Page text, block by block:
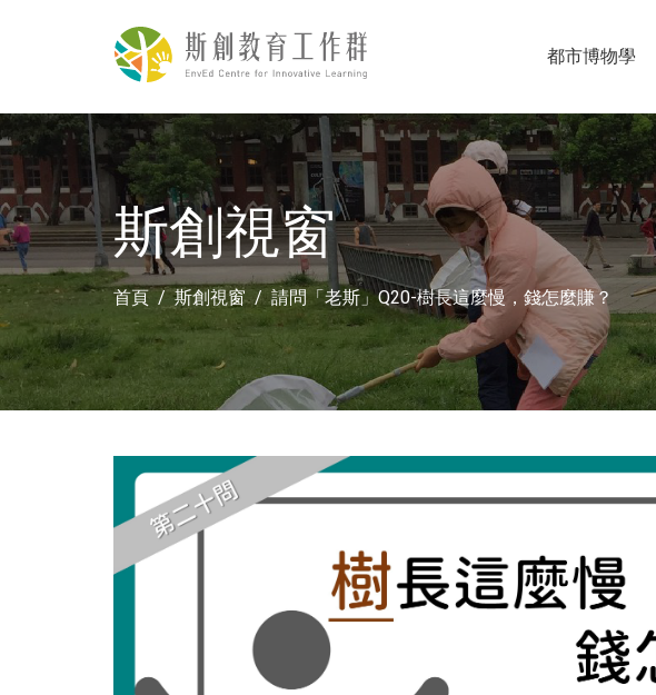
都市博物學
斯創視窗
首頁 斯創視窗 請問「老斯」Q20-樹長這麼慢，錢怎麼賺？